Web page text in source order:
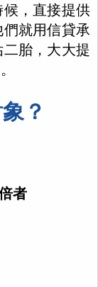
，直接提供
就用信貸承
胎，大大提
？
者